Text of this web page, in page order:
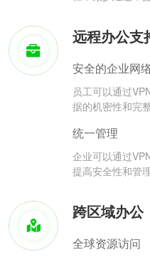
远程办公支
安全的企业网
员工可以通过
据的机密性和完整
统一管理
企业可以通过
提高安全性和管
跨区域办公
全球资源访问